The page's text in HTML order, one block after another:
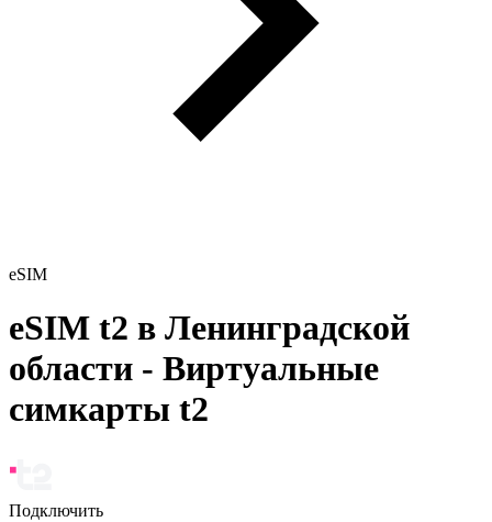
eSIM
eSIM t2 в Ленинградской
области - Виртуальные
симкарты t2
Подключить